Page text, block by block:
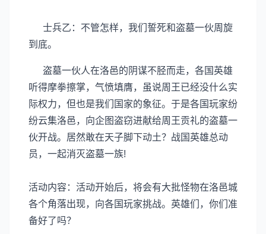
士兵乙：不管怎样，我们誓死和盗墓一伙周旋
到底。
盗墓一伙人在洛邑的阴谋不胫而走，各国英雄
听得摩拳擦掌，气愤填膺，虽说周王已经没什么实
际权力，但也是我们国家的象征。于是各国玩家纷
纷云集洛邑，向企图盗窃进献给周王贡礼的盗墓一
伙开战。居然敢在天子脚下动土？战国英雄总动
员，一起消灭盗墓一族!
活动内容：活动开始后，将会有大批怪物在洛邑城
各个角落出现，向各国玩家挑战。英雄们，你们准
备好了吗？